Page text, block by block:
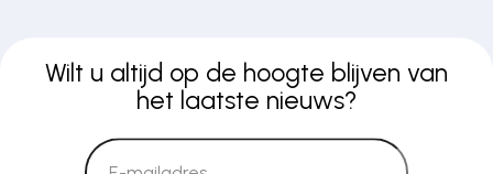
Wilt u altijd op de hoogte blijven van
het laatste nieuws?